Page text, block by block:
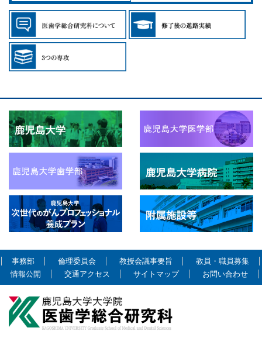
事務部 倫理委員会 教授会議事要旨
教員・職員募集
情報公開
交通アクセス サイトマップ お問い合わせ